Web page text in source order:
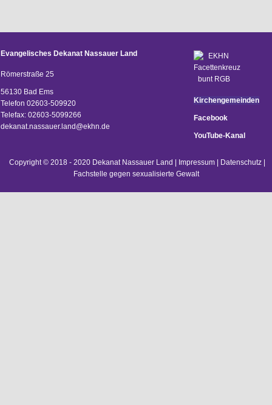
Evangelisches Dekanat Nassauer Land
Römerstraße 25
56130 Bad Ems
Telefon 02603-509920
Telefax: 02603-5099266
dekanat.nassauer.land@ekhn.de
Kirchengemeinden
Facebook
YouTube-Kanal
Copyright © 2018 - 2020 Dekanat Nassauer Land | Impressum| Datenschutz|
Fachstelle gegen sexualisierte Gewalt